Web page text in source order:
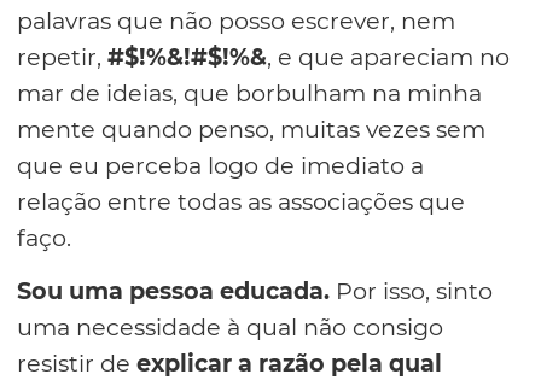
palavras que não posso escrever, nem
repetir, #$!%&!#$!%&, e que apareciam no
mar de ideias, que borbulham na minha
mente quando penso, muitas vezes sem
que eu perceba logo de imediato a
relação entre todas as associações que
faço.
Sou uma pessoa educada. Por isso, sinto
uma necessidade à qual não consigo
resistir de explicar a razão pela qual